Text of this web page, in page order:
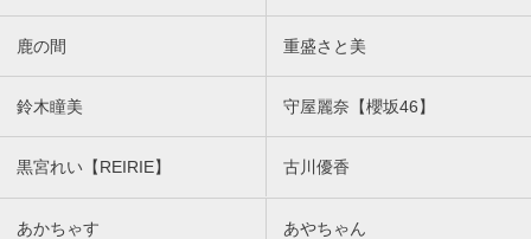
鹿の間 重盛さと美
鈴木瞳美 守屋麗奈【櫻坂46】
黒宮れい【REIRIE】 古川優香
あかちゃす あやちゃん